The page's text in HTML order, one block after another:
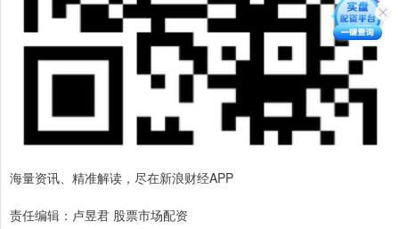
海量资讯、精准解读，尽在新浪财经APP
责任编辑：卢昱君 股票市场配资